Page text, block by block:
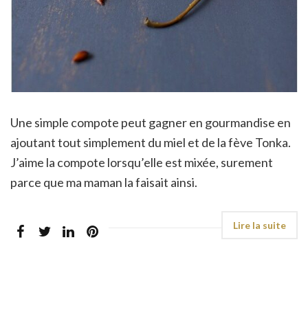
Une simple compote peut gagner en gourmandise en
ajoutant tout simplement du miel et de la fève Tonka.
J’aime la compote lorsqu’elle est mixée, surement
parce que ma maman la faisait ainsi.